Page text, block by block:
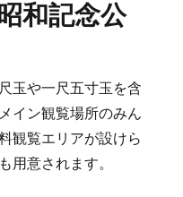
和記念公
玉や一尺五寸玉を含
イン観覧場所のみん
観覧エリアが設けら
用意されます。